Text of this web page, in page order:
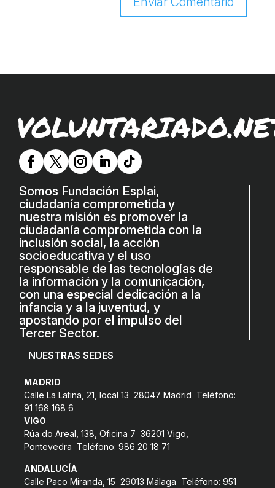
Somos Fundación Esplai,
ciudadanía comprometida y
nuestra misión es promover la
ciudadanía comprometida con la
inclusión social, la acción
socioeducativa y el uso
responsable de las tecnologías de
la información y la comunicación,
con una especial dedicación a la
infancia y a la juventud, y
apostando por el impulso del
Tercer Sector.
NUESTRAS SEDES
MADRID
Calle La Latina, 21, local 13 28047 Madrid Teléfono:
91 168 168 6
VIGO
Rúa do Areal, 138, Oficina 7 36201 Vigo,
Pontevedra Teléfono: 986 20 18 71
ANDALUCÍA
Calle Paco Miranda, 15 29013 Málaga Teléfono: 951